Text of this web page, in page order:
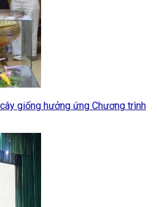
giống hưởng ứng Chương trình